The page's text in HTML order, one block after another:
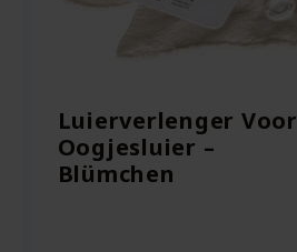
Luierverlenger Voor
Oogjesluier –
Blümchen